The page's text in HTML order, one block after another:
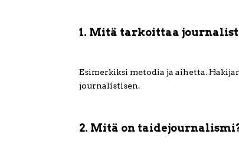
1. Mitä tarkoittaa
Esimerkiksi metodia ja aihetta.
journalistisen.
2. Mitä on